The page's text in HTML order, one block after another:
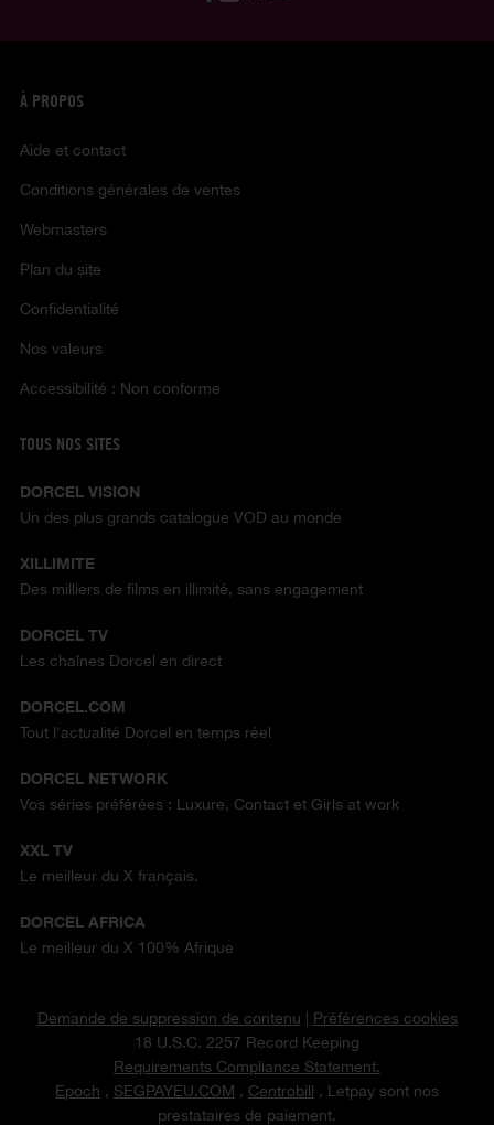
À PROPOS
Aide et contact
Conditions générales de ventes
Webmasters
Plan du site
Confidentialité
Nos valeurs
Accessibilité : Non conforme
TOUS NOS SITES
DORCEL VISION
Un des plus grands catalogue VOD au monde
XILLIMITE
Des milliers de films en illimité, sans engagement
DORCEL TV
Les chaînes Dorcel en direct
DORCEL.COM
Tout l'actualité Dorcel en temps réel
DORCEL NETWORK
Vos séries préférées : Luxure, Contact et Girls at work
XXL TV
Le meilleur du X français.
DORCEL AFRICA
Le meilleur du X 100% Afrique
Demande de suppression de contenu
Préférences cookies
18 U.S.C. 2257 Record Keeping
Requirements Compliance Statement.
Epoch , SEGPAYEU.COM , Centrobill , Letpay sont nos
prestataires de paiement.